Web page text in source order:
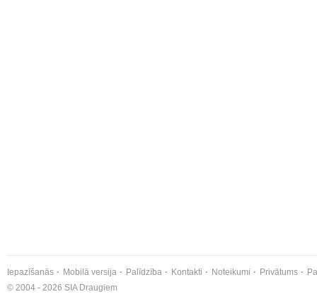
Iepazīšanās Mobilā versija Palīdzība Kontakti Noteikumi Privātums
© 2004 - 2026 SIA Draugiem